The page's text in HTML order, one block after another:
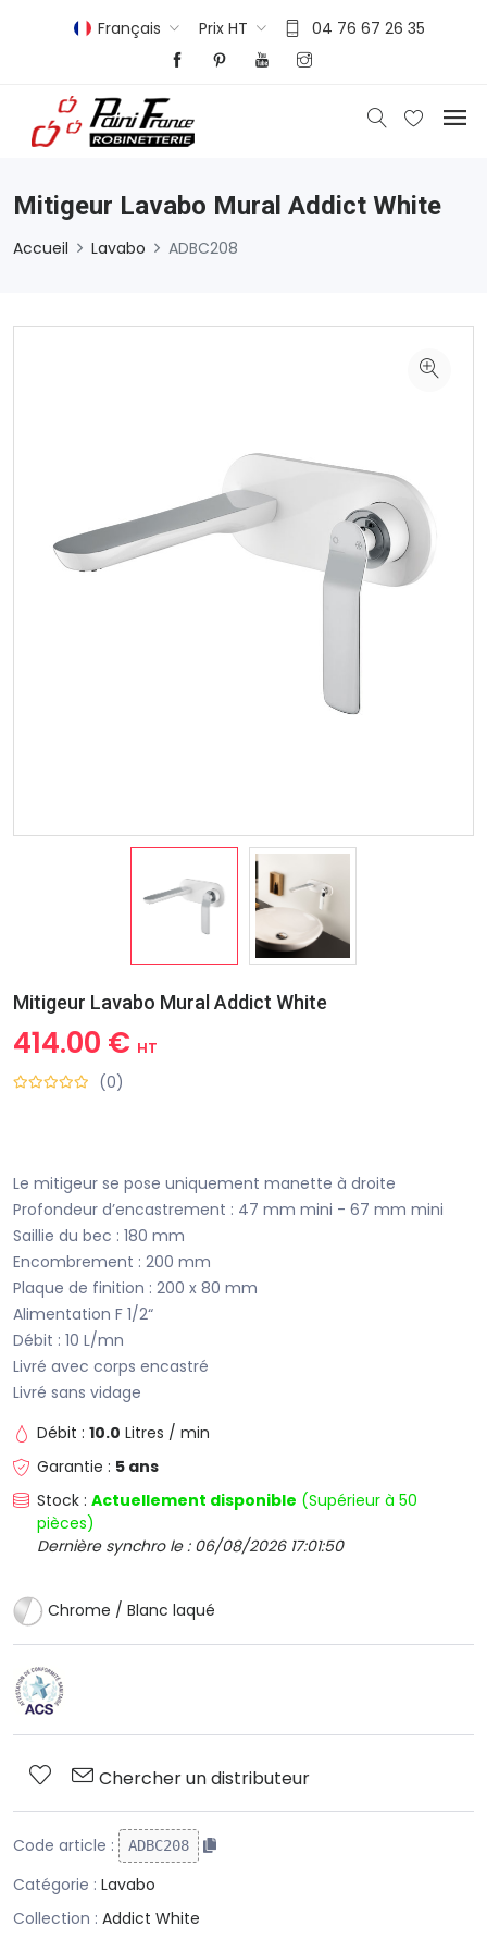
Français Prix HT 04 76 67 26 35
Mitigeur Lavabo Mural Addict White
Accueil Lavabo ADBC208
Mitigeur Lavabo Mural Addict White
414.00 € HT
(0)
Le mitigeur se pose uniquement manette à droite
Profondeur d’encastrement : 47 mm mini - 67 mm mini
Saillie du bec : 180 mm
Encombrement : 200 mm
Plaque de finition : 200 x 80 mm
Alimentation F 1/2“
Débit : 10 L/mn
Livré avec corps encastré
Livré sans vidage
Débit : 10.0 Litres / min
Garantie : 5 ans
Stock : Actuellement disponible (Supérieur à 50
pièces)
Dernière synchro le : 06/08/2026 17:01:50
Chrome / Blanc laqué
Chercher un distributeur
Code article : ADBC208
Catégorie : Lavabo
Collection : Addict White